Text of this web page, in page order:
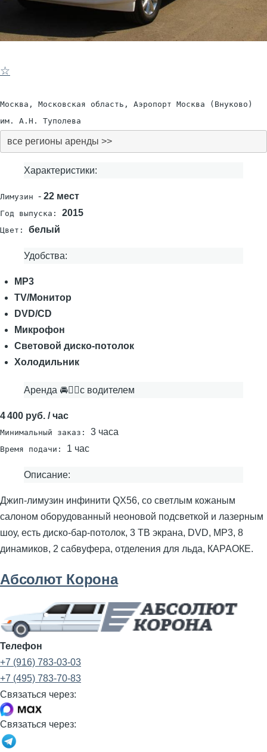
☆
Москва, Московская область, Аэропорт Москва (Внуково)
им. А.Н. Туполева
все регионы аренды >>
Характеристики:
Лимузин - 22 мест
Год выпуска: 2015
Цвет: белый
Удобства:
MP3
TV/Монитор
DVD/CD
Микрофон
Световой диско-потолок
Холодильник
Аренда 🚘👨‍✈с водителем
4 400 руб. / час
Минимальный заказ: 3 часа
Время подачи: 1 час
Описание:
Джип-лимузин инфинити QX56, со светлым кожаным
салоном оборудованный неоновой подсветкой и лазерным
шоу, есть диско-бар-потолок, 3 ТВ экрана, DVD, MP3, 8
динамиков, 2 сабвуфера, отделения для льда, КАРАОКЕ.
Абсолют Корона
Телефон
+7 (916) 783-03-03
+7 (495) 783-70-83
Связаться через:
Связаться через: